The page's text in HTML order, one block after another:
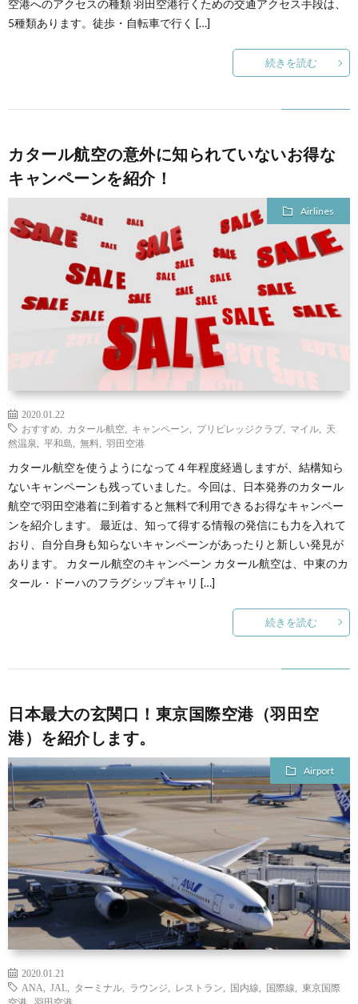
空港へのアクセスの種類 羽田空港行くための交通アクセス手段は、
5種類あります。徒歩・自転車で行く […]
続きを読む
カタール航空の意外に知られていないお得な
キャンペーンを紹介！
Airlines
2020.01.22
おすすめ
カタール航空 キャンペーン プリビレッジクラブ マイル
天
然温泉
平和島 無料 羽田空港
カタール航空を使うようになって４年程度経過しますが、結構知ら
ないキャンペーンも残っていました。今回は、日本発券のカタール
航空で羽田空港着に到着すると無料で利用できるお得なキャンペー
ンを紹介します。 最近は、知って得する情報の発信にも力を入れて
おり、自分自身も知らないキャンペーンがあったりと新しい発見が
あります。 カタール航空のキャンペーン カタール航空は、中東のカ
タール・ドーハのフラグシップキャリ […]
続きを読む
日本最大の玄関口！東京国際空港（羽田空
港）を紹介します。
Airport
2020.01.21
ANA
JAL ターミナル ラウンジ レストラン 国内線 国際線
東京国際
空港
羽田空港